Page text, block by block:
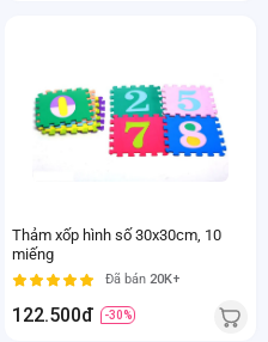
Thảm xốp hình số 30x30cm, 10
miếng
Đã bán 20K+
122.500đ -30%